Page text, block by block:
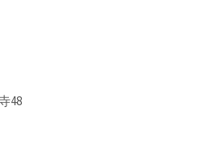
48